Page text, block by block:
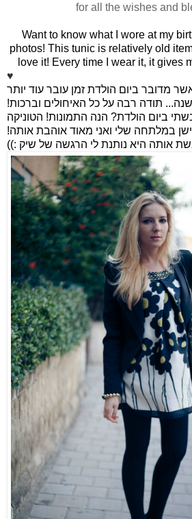
for all the wishes and
Want to know what I wore at my
photos! This tunic is relatively old
love it! Every time I wear it, it gives
♥
מדובר ביום הולדת זמן עובר עוד יותר
תודה רבה על כל האיחולים וברכות!
ביום הולדת? הנה התמונות! הטוניקה
במלתחה שלי ואני מאוד אוהבת אותה!
אותה היא נותנת לי הרגשה של שיק :))